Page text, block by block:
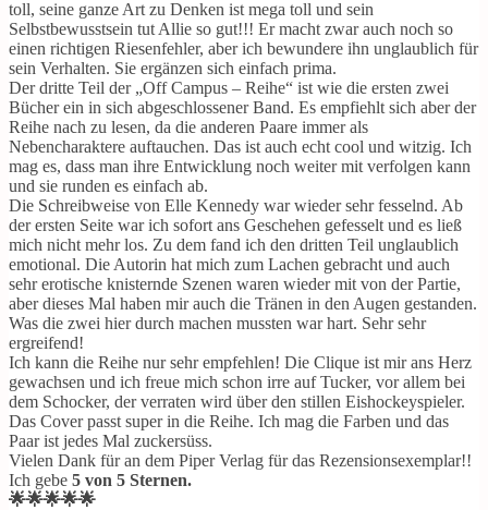
toll, seine ganze Art zu Denken ist mega toll und sein
Selbstbewusstsein tut Allie so gut!!! Er macht zwar auch noch so
einen richtigen Riesenfehler, aber ich bewundere ihn unglaublich für
sein Verhalten. Sie ergänzen sich einfach prima.
Der dritte Teil der „Off Campus – Reihe“ ist wie die ersten zwei
Bücher ein in sich abgeschlossener Band. Es empfiehlt sich aber der
Reihe nach zu lesen, da die anderen Paare immer als
Nebencharaktere auftauchen. Das ist auch echt cool und witzig. Ich
mag es, dass man ihre Entwicklung noch weiter mit verfolgen kann
und sie runden es einfach ab.
Die Schreibweise von Elle Kennedy war wieder sehr fesselnd. Ab
der ersten Seite war ich sofort ans Geschehen gefesselt und es ließ
mich nicht mehr los. Zu dem fand ich den dritten Teil unglaublich
emotional. Die Autorin hat mich zum Lachen gebracht und auch
sehr erotische knisternde Szenen waren wieder mit von der Partie,
aber dieses Mal haben mir auch die Tränen in den Augen gestanden.
Was die zwei hier durch machen mussten war hart. Sehr sehr
ergreifend!
Ich kann die Reihe nur sehr empfehlen! Die Clique ist mir ans Herz
gewachsen und ich freue mich schon irre auf Tucker, vor allem bei
dem Schocker, der verraten wird über den stillen Eishockeyspieler.
Das Cover passt super in die Reihe. Ich mag die Farben und das
Paar ist jedes Mal zuckersüss.
Vielen Dank für an dem Piper Verlag für das Rezensionsexemplar!!
Ich gebe 5 von 5 Sternen.
🌟🌟🌟🌟🌟